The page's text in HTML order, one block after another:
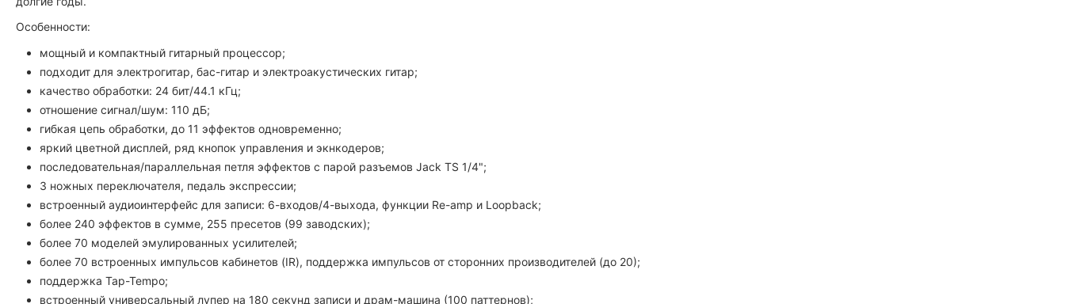
Особенности:
мощный и компактный гитарный процессор;
подходит для электрогитар, бас-гитар и электроакустических гитар;
качество обработки: 24 бит/44.1 кГц;
отношение сигнал/шум: 110 дБ;
гибкая цепь обработки, до 11 эффектов одновременно;
яркий цветной дисплей, ряд кнопок управления и экнкодеров;
последовательная/параллельная петля эффектов с парой разъемов Jack TS 1/4";
3 ножных переключателя, педаль экспрессии;
встроенный аудиоинтерфейс для записи: 6-входов/4-выхода, функции Re-amp и Loopback;
более 240 эффектов в сумме, 255 пресетов (99 заводских);
более 70 моделей эмулированных усилителей;
более 70 встроенных импульсов кабинетов (IR), поддержка импульсов от сторонних производителей (до 20);
поддержка Tap-Tempo;
встроенный универсальный лупер на 180 секунд записи и драм-машина (100 паттернов);